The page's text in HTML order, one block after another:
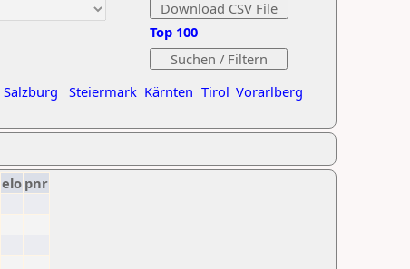
Salzburg Steiermark Kärnten Tirol Vorarlberg
Top 100
elo pnr